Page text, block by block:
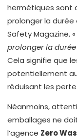
hermétiques sont
prolonger la durée
Safety Magazine, «
prolonger la durée
Cela signifie que
potentiellement
réduisant les
Néanmoins,
emballages ne
l’agence Zero